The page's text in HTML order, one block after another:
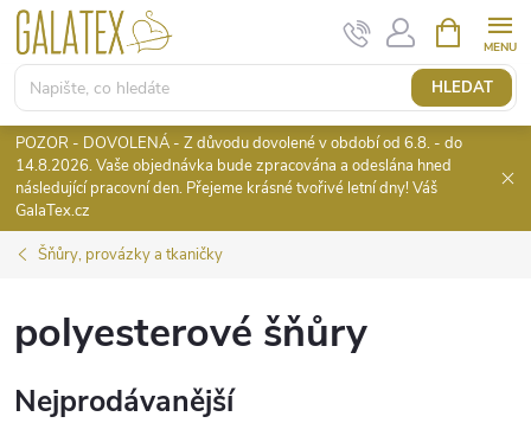
Přejít
obsah
HLEDAT
NÁKUPNÍ
KOŠÍK
POZOR - DOVOLENÁ - Z důvodu dovolené v období od 6.8. - do
14.8.2026. Vaše objednávka bude zpracována a odeslána hned
následující pracovní den. Přejeme krásné tvořivé letní dny! Váš
GalaTex.cz
Šňůry, provázky a tkaničky
polyesterové šňůry
Nejprodávanější